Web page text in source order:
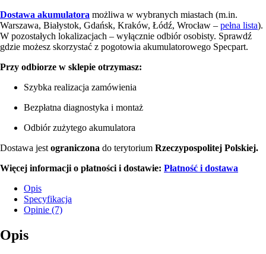
Dostawa akumulatora możliwa w wybranych miastach (m.in.
Warszawa, Białystok, Gdańsk, Kraków, Łódź, Wrocław – pełna lista).
W pozostałych lokalizacjach – wyłącznie odbiór osobisty. Sprawdź
gdzie możesz skorzystać z pogotowia akumulatorowego Specpart.
Przy odbiorze w sklepie otrzymasz:
Szybka realizacja zamówienia
Bezpłatna diagnostyka i montaż
Odbiór zużytego akumulatora
Dostawa jest ograniczona do terytorium Rzeczypospolitej Polskiej.
Więcej informacji o płatności i dostawie: Płatność i dostawa
Opis
Specyfikacja
Opinie (7)
Opis